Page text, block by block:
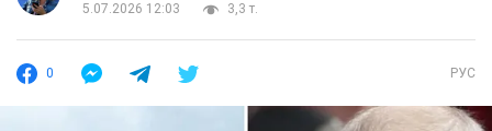
5.07.2026 12:03
3,3 т.
0 РУС